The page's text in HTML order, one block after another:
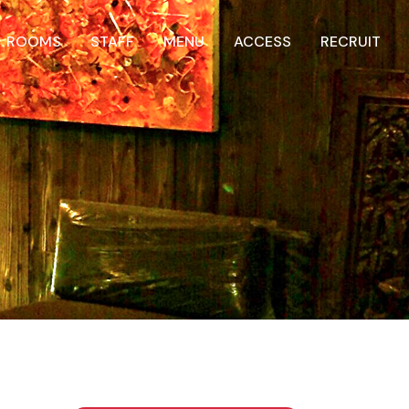
ROOMS STAFF MENU ACCESS RECRUIT